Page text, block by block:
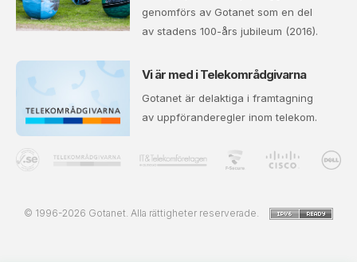
genomförs av Gotanet som en del
av stadens 100-års jubileum (2016).
Vi är med i Telekområdgivarna
Gotanet är delaktiga i framtagning
av uppföranderegler inom telekom.
© 1996-2026 Gotanet. Alla rättigheter reserverade.